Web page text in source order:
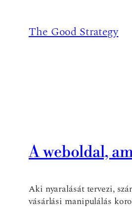
tartalomhoz
The Good Strategy
A weboldal,
Aki nyaralását tervezi,
vásárlási manipulálás